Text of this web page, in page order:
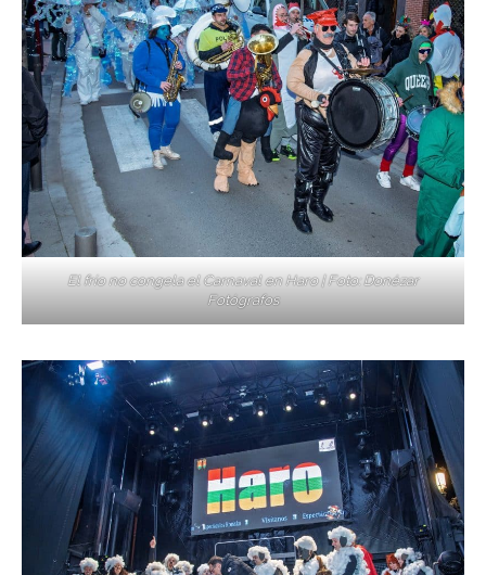
El frío no congela el Carnaval en Haro | Foto: Donézar
Fotógrafos